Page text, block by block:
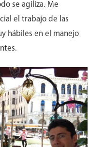
se agiliza. Me
el trabajo de las
hábiles en el manejo